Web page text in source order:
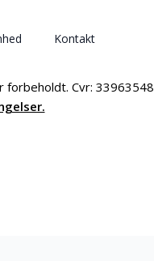
Kontakt
forbeholdt. Cvr: 33963548